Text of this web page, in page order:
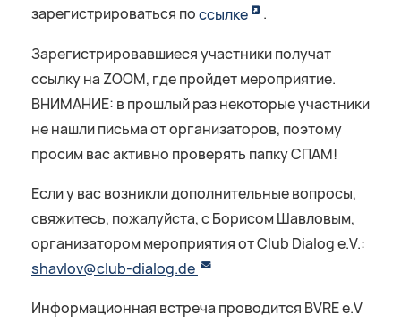
зарегистрироваться поссылке .
Зарегистрировавшиеся участники получат
ссылку на ZOOM, где пройдет мероприятие.
ВНИМАНИЕ: в прошлый раз некоторые участники
не нашли письма от организаторов, поэтому
просим вас активно проверять папку СПАМ!
Если у вас возникли дополнительные вопросы,
свяжитесь, пожалуйста, с Борисом Шавловым,
организатором мероприятия от Club Dialog e.V.:
shavlov@club-dialog.de
Информационная встреча проводится BVRE e.V